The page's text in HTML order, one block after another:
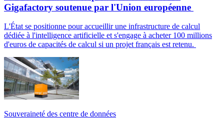
Gigafactory soutenue par l'Union européenne
L'État se positionne pour accueillir une infrastructure de calcul
dédiée à l'intelligence artificielle et s'engage à acheter 100 millions
d'euros de capacités de calcul si un projet français est retenu.
Souveraineté des centre de données